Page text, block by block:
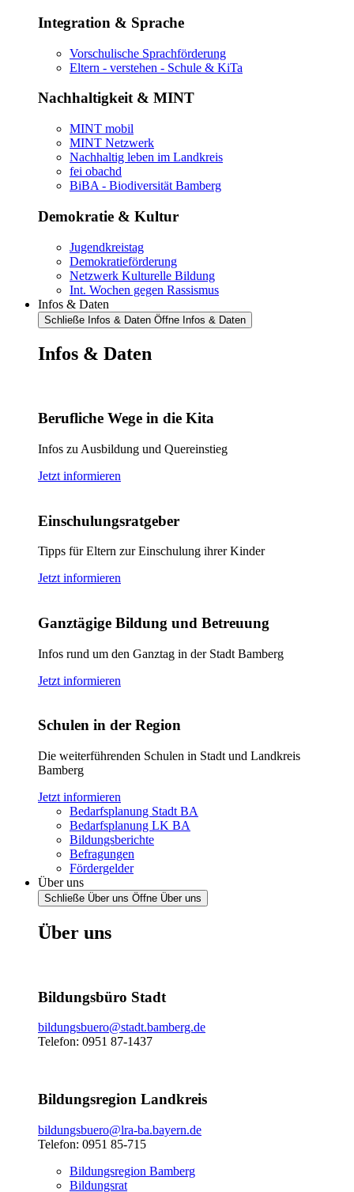
Integration & Sprache
Vorschulische Sprachförderung
Eltern - verstehen - Schule & KiTa
Nachhaltigkeit & MINT
MINT mobil
MINT Netzwerk
Nachhaltig leben im Landkreis
fei obachd
BiBA - Biodiversität Bamberg
Demokratie & Kultur
Jugendkreistag
Demokratieförderung
Netzwerk Kulturelle Bildung
Int. Wochen gegen Rassismus
Infos & Daten
Schließe Infos & Daten Öffne Infos & Daten
Infos & Daten
Berufliche Wege in die Kita
Infos zu Ausbildung und Quereinstieg
Jetzt informieren
Einschulungsratgeber
Tipps für Eltern zur Einschulung ihrer Kinder
Jetzt informieren
Ganztägige Bildung und Betreuung
Infos rund um den Ganztag in der Stadt Bamberg
Jetzt informieren
Schulen in der Region
Die weiterführenden Schulen in Stadt und Landkreis
Bamberg
Jetzt informieren
Bedarfsplanung Stadt BA
Bedarfsplanung LK BA
Bildungsberichte
Befragungen
Fördergelder
Über uns
Schließe Über uns Öffne Über uns
Über uns
Bildungsbüro Stadt
bildungsbuero@stadt.bamberg.de
Telefon: 0951 87-1437
Bildungsregion Landkreis
bildungsbuero@lra-ba.bayern.de
Telefon: 0951 85-715
Bildungsregion Bamberg
Bildungsrat